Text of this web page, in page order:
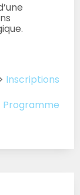
Inscriptions
Programme